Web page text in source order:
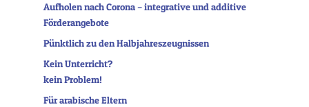
Aufholen nach Corona – integrative und additive
Förderangebote
Pünktlich zu den Halbjahreszeugnissen
Kein Unterricht?
kein Problem!
Für arabische Eltern